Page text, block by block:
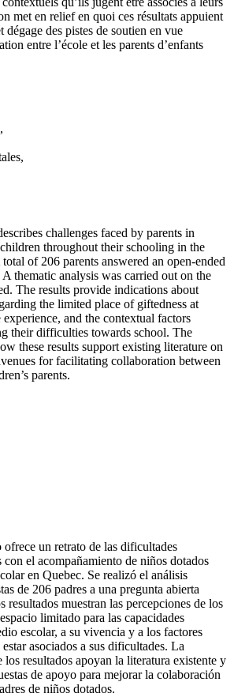
met en relief en quoi ces résultats appuient
dégage des pistes de soutien en vue
entre l’école et les parents d’enfants
challenges faced by parents in
throughout their schooling in the
of 206 parents answered an open-ended
thematic analysis was carried out on the
The results provide indications about
the limited place of giftedness at
and the contextual factors
their difficulties towards school. The
these results support existing literature on
for facilitating collaboration between
parents.
un retrato de las dificultades
con el acompañamiento de niños dotados
en Quebec. Se realizó el análisis
de 206 padres a una pregunta abierta
resultados muestran las percepciones de los
limitado para las capacidades
escolar, a su vivencia y a los factores
asociados a sus dificultades. La
resultados apoyan la literatura existente y
de apoyo para mejorar la colaboración
de niños dotados.